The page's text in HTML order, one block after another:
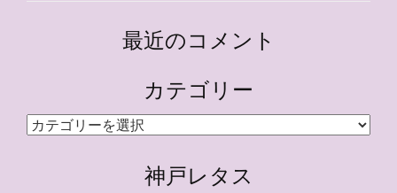
最近のコメント
カテゴリー
カ
神戸レタス